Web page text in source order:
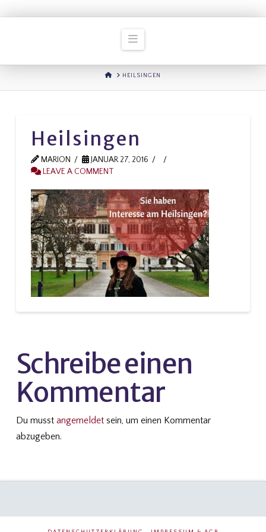
Navigation
HOMEHEILSINGEN
Heilsingen
MARION
JANUAR 27, 2016
LEAVE A COMMENT
Schreibe einen
Kommentar
Du musst angemeldetsein, um einen Kommentar
abzugeben.